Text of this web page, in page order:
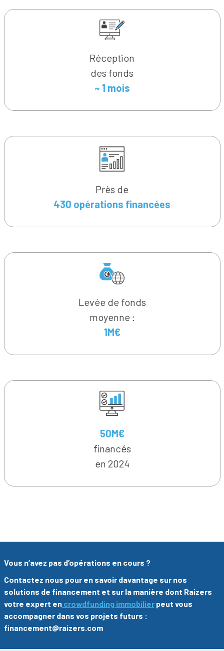
Réception
des fonds
~ 1 mois
Près de
430 opérations financées
Levée de fonds
moyenne :
1M€
50M€
financés
en 2024
Vous n’avez pas d’opérations en cours ?
Contactez nous pour en savoir davantage sur nos
solutions de financement et sur la manière dont Raizers
votre expert encrowdfunding immobilierpeut vous
accompagner dans vos projets futurs :
financement@raizers.com